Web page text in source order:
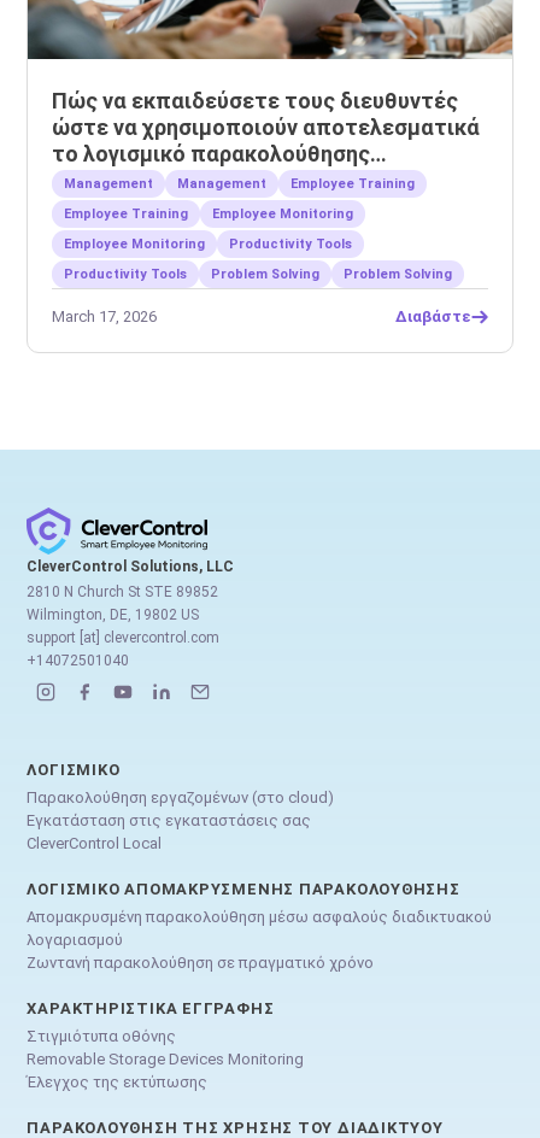
Πώς να εκπαιδεύσετε τους διευθυντές
ώστε να χρησιμοποιούν αποτελεσματικά
το λογισμικό παρακολούθησης
εργαζομένων
Management Management
Employee Training
Employee Training
Employee Monitoring
Employee Monitoring
Productivity Tools
Productivity Tools
Problem Solving Problem Solving
March 17, 2026 Διαβάστε
CleverControl Solutions, LLC
2810 N Church St STE 89852
Wilmington, DE, 19802 US
support [at] clevercontrol.com
+14072501040
ΛΟΓΙΣΜΙΚΌ
Παρακολούθηση εργαζομένων (στο cloud)
Εγκατάσταση στις εγκαταστάσεις σας
CleverControl Local
ΛΟΓΙΣΜΙΚΌ ΑΠΟΜΑΚΡΥΣΜΈΝΗΣ ΠΑΡΑΚΟΛΟΎΘΗΣΗΣ
Απομακρυσμένη παρακολούθηση μέσω ασφαλούς διαδικτυακού
λογαριασμού
Ζωντανή παρακολούθηση σε πραγματικό χρόνο
ΧΑΡΑΚΤΗΡΙΣΤΙΚΆ ΕΓΓΡΑΦΉΣ
Στιγμιότυπα οθόνης
Removable Storage Devices Monitoring
Έλεγχος της εκτύπωσης
ΠΑΡΑΚΟΛΟΎΘΗΣΗ ΤΗΣ ΧΡΉΣΗΣ ΤΟΥ ΔΙΑΔΙΚΤΎΟΥ